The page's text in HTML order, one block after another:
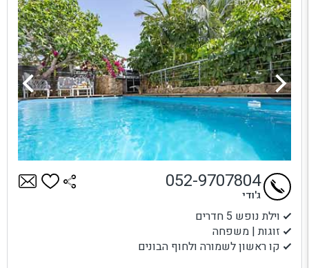
וילת נופש 5 חדרים
זוגות | משפחה
קו ראשון לשמורה ולחוף הבונים
052-9707804
ג'ודי